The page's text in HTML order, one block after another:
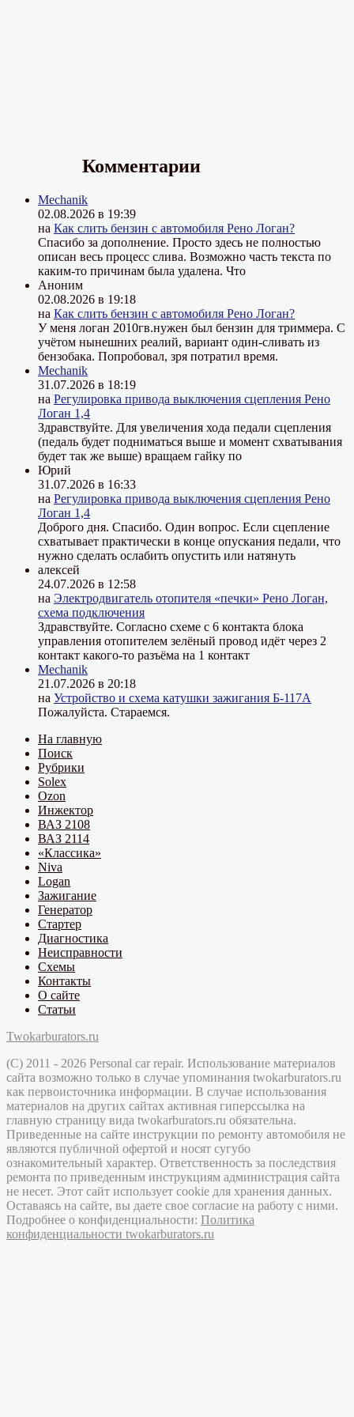
Комментарии
Mechanik
02.08.2026 в 19:39
на Как слить бензин с автомобиля Рено Логан?
Спасибо за дополнение. Просто здесь не полностью
описан весь процесс слива. Возможно часть текста по
каким-то причинам была удалена. Что
Аноним
02.08.2026 в 19:18
на Как слить бензин с автомобиля Рено Логан?
У меня логан 2010гв.нужен был бензин для триммера. С
учётом нынешних реалий, вариант один-сливать из
бензобака. Попробовал, зря потратил время.
Mechanik
31.07.2026 в 18:19
на Регулировка привода выключения сцепления Рено
Логан 1,4
Здравствуйте. Для увеличения хода педали сцепления
(педаль будет подниматься выше и момент схватывания
будет так же выше) вращаем гайку по
Юрий
31.07.2026 в 16:33
на Регулировка привода выключения сцепления Рено
Логан 1,4
Доброго дня. Спасибо. Один вопрос. Если сцепление
схватывает практически в конце опускания педали, что
нужно сделать ослабить опустить или натянуть
алексей
24.07.2026 в 12:58
на Электродвигатель отопителя «печки» Рено Логан,
схема подключения
Здравствуйте. Согласно схеме с 6 контакта блока
управления отопителем зелёный провод идёт через 2
контакт какого-то разъёма на 1 контакт
Mechanik
21.07.2026 в 20:18
на Устройство и схема катушки зажигания Б-117А
Пожалуйста. Стараемся.
На главную
Поиск
Рубрики
Solex
Ozon
Инжектор
ВАЗ 2108
ВАЗ 2114
«Классика»
Niva
Logan
Зажигание
Генератор
Стартер
Диагностика
Неисправности
Схемы
Контакты
О сайте
Статьи
Twokarburators.ru
(C) 2011 - 2026 Personal car repair. Использование материалов
сайта возможно только в случае упоминания twokarburators.ru
как первоисточника информации. В случае использования
материалов на других сайтах активная гиперссылка на
главную страницу вида twokarburators.ru обязательна.
Приведенные на сайте инструкции по ремонту автомобиля не
являются публичной офертой и носят сугубо
ознакомительный характер. Ответственность за последствия
ремонта по приведенным инструкциям администрация сайта
не несет. Этот сайт использует cookie для хранения данных.
Оставаясь на сайте, вы даете свое согласие на работу с ними.
Подробнее о конфиденциальности: Политика
конфиденциальности twokarburators.ru